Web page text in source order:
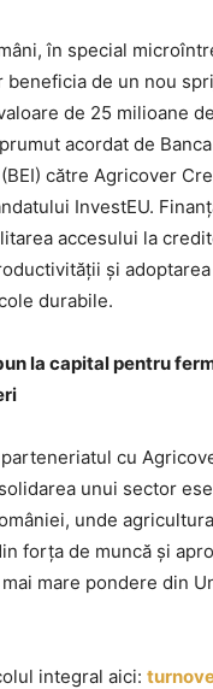
în special
beneficia de un nou
de 25 milioane
acordat de
către Agricover
InvestEU.
accesului la
și
durabile.
la capital pentru
cu
unui sector
unde
forța de muncă și
mare pondere din
integral aici: